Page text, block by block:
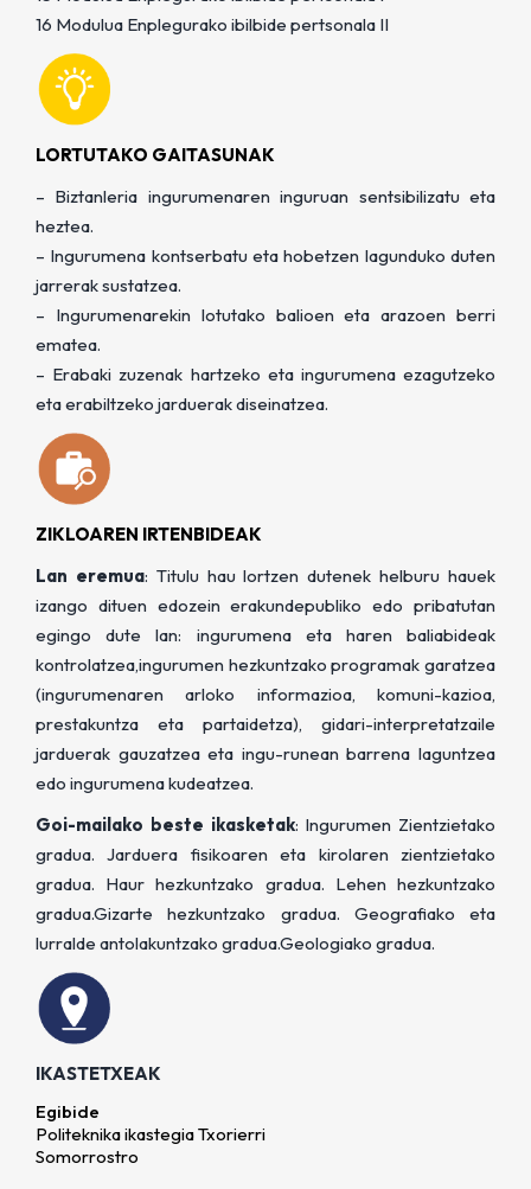
16 Modulua Enplegurako ibilbide pertsonala II
LORTUTAKO GAITASUNAK
– Biztanleria ingurumenaren inguruan sentsibilizatu eta
heztea.
– Ingurumena kontserbatu eta hobetzen lagunduko duten
jarrerak sustatzea.
– Ingurumenarekin lotutako balioen eta arazoen berri
ematea.
– Erabaki zuzenak hartzeko eta ingurumena ezagutzeko
eta erabiltzeko jarduerak diseinatzea.
ZIKLOAREN IRTENBIDEAK
Lan eremua: Titulu hau lortzen dutenek helburu hauek
izango dituen edozein erakundepubliko edo pribatutan
egingo dute lan: ingurumena eta haren baliabideak
kontrolatzea,ingurumen hezkuntzako programak garatzea
(ingurumenaren arloko informazioa, komuni-kazioa,
prestakuntza eta partaidetza), gidari-interpretatzaile
jarduerak gauzatzea eta ingu-runean barrena laguntzea
edo ingurumena kudeatzea.
Goi-mailako beste ikasketak: Ingurumen Zientzietako
gradua. Jarduera fisikoaren eta kirolaren zientzietako
gradua. Haur hezkuntzako gradua. Lehen hezkuntzako
gradua.Gizarte hezkuntzako gradua. Geografiako eta
lurralde antolakuntzako gradua.Geologiako gradua.
IKASTETXEAK
Egibide
Politeknika ikastegia Txorierri
Somorrostro